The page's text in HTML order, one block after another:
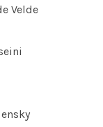
Velde